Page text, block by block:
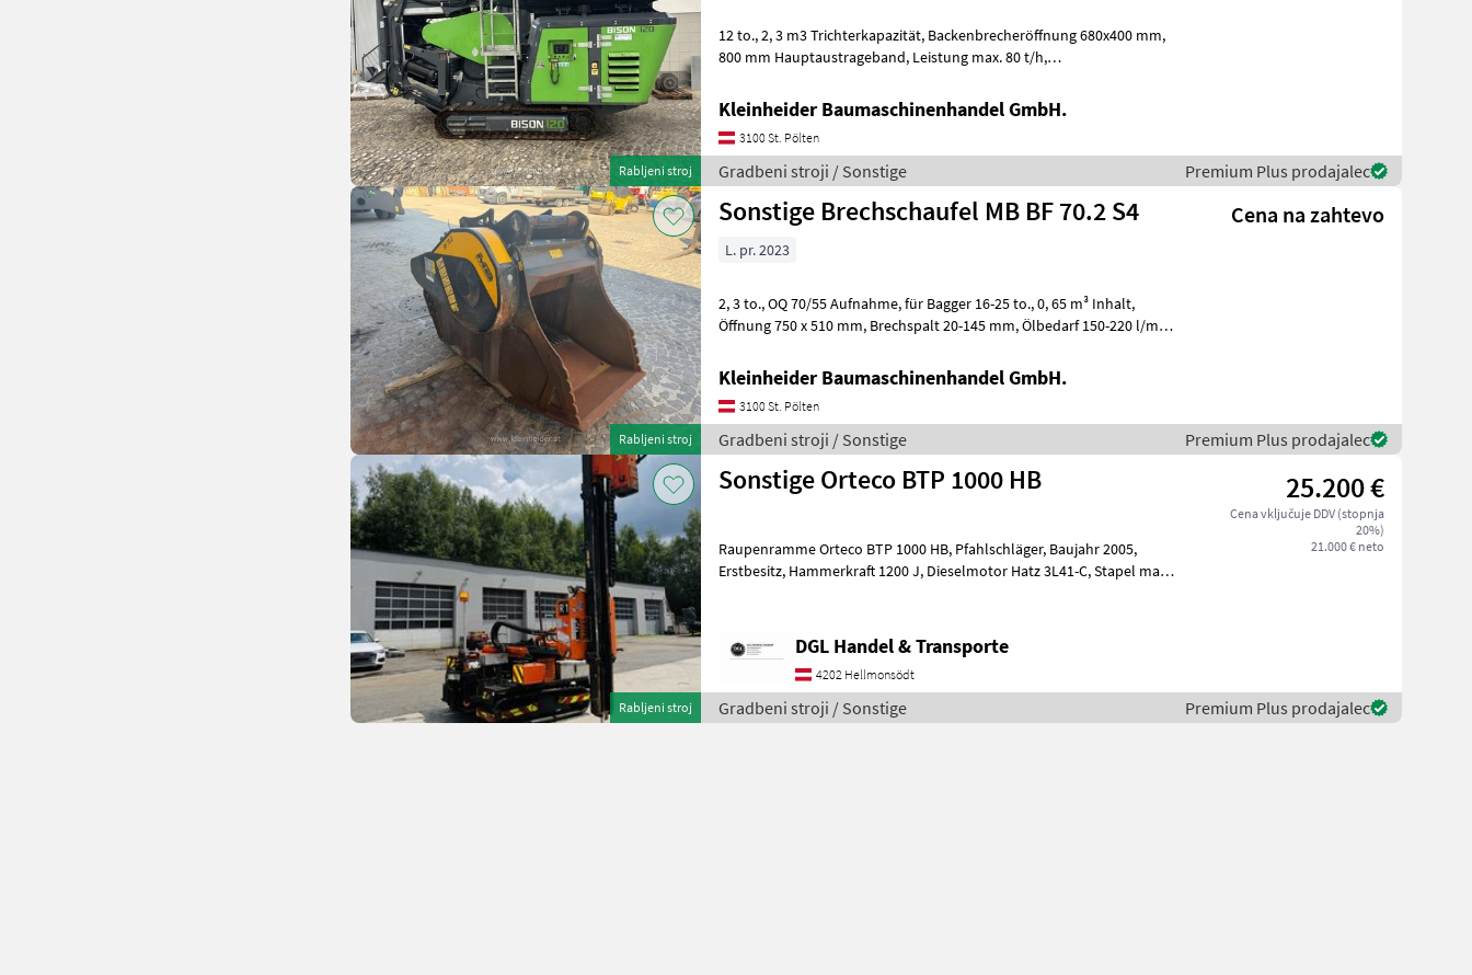
Rabljeni stroj
12 to., 2, 3 m3 Trichterkapazität, Backenbrecheröffnung 680x400 mm,
800 mm Hauptaustrageband, Leistung max. 80 t/h,
Kleinheider Baumaschinenhandel GmbH.
3100 St. Pölten
Gradbeni stroji / Sonstige Premium Plus prodajalec
Rabljeni stroj
Sonstige Brechschaufel MB BF 70.2 S4 Cena na zahtevo
L. pr. 2023
2, 3 to., OQ 70/55 Aufnahme, für Bagger 16-25 to., 0, 65 m³ Inhalt,
Öffnung 750 x 510 mm, Brechspalt 20-145 mm, Ölbedarf 150-220 l/min,
Kleinheider Baumaschinenhandel GmbH.
3100 St. Pölten
Gradbeni stroji / Sonstige Premium Plus prodajalec
Rabljeni stroj
Sonstige Orteco BTP 1000 HB 25.200 €
Cena vključuje DDV (stopnja
20%)
21.000 € neto
Raupenramme Orteco BTP 1000 HB, Pfahlschläger, Baujahr 2005,
Erstbesitz, Hammerkraft 1200 J, Dieselmotor Hatz 3L41-C, Stapel max.
DGL Handel & Transporte
4202 Hellmonsödt
Gradbeni stroji / Sonstige Premium Plus prodajalec